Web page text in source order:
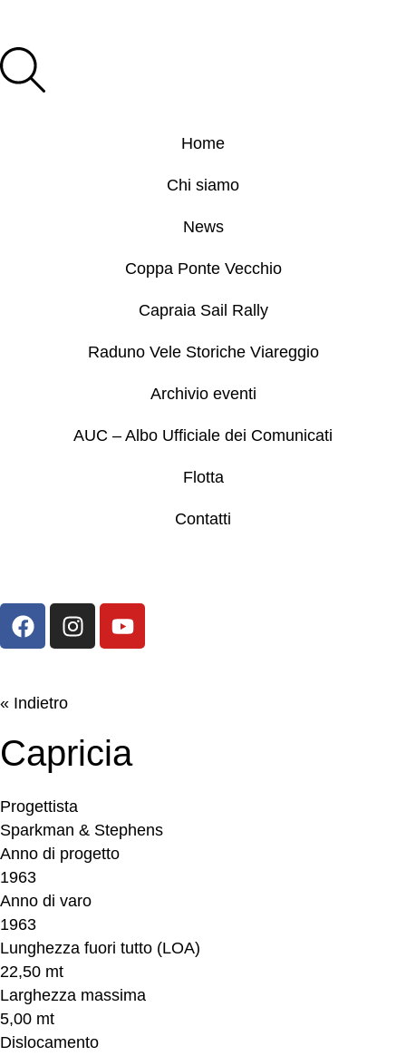
Home
Chi siamo
News
Coppa Ponte Vecchio
Capraia Sail Rally
Raduno Vele Storiche Viareggio
Archivio eventi
AUC – Albo Ufficiale dei Comunicati
Flotta
Contatti
« Indietro
Capricia
Progettista
Sparkman & Stephens
Anno di progetto
1963
Anno di varo
1963
Lunghezza fuori tutto (LOA)
22,50 mt
Larghezza massima
5,00 mt
Dislocamento